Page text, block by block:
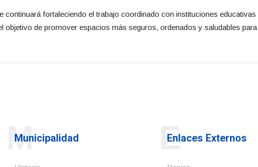
continuará fortaleciendo el trabajo coordinado con instituciones educativas
objetivo de promover espacios más seguros, ordenados y saludables para
Municipalidad
M Enlaces Externos
E